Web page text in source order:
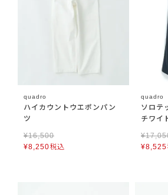
quadro
ハイカウントウエポンパン
ツ
¥16,500
¥8,250税込
quadro
ソロテ
チワイ
¥
¥8,525